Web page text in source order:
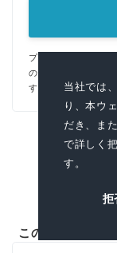
当社では
り、本ウ
だき、ま
で詳しく
す。
拒
プレス会員登録を行
の情報など、報道機
す。
このプレスリリ